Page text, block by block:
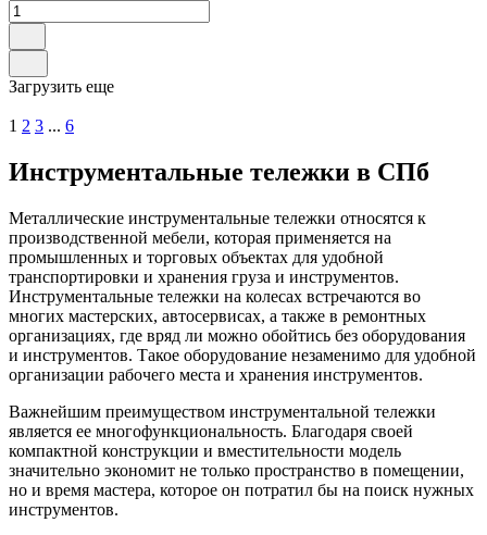
Загрузить еще
1 2 3 ... 6
Инструментальные тележки в СПб
Металлические инструментальные тележки относятся к
производственной мебели, которая применяется на
промышленных и торговых объектах для удобной
транспортировки и хранения груза и инструментов.
Инструментальные тележки на колесах встречаются во
многих мастерских, автосервисах, а также в ремонтных
организациях, где вряд ли можно обойтись без оборудования
и инструментов. Такое оборудование незаменимо для удобной
организации рабочего места и хранения инструментов.
Важнейшим преимуществом инструментальной тележки
является ее многофункциональность. Благодаря своей
компактной конструкции и вместительности модель
значительно экономит не только пространство в помещении,
но и время мастера, которое он потратил бы на поиск нужных
инструментов.